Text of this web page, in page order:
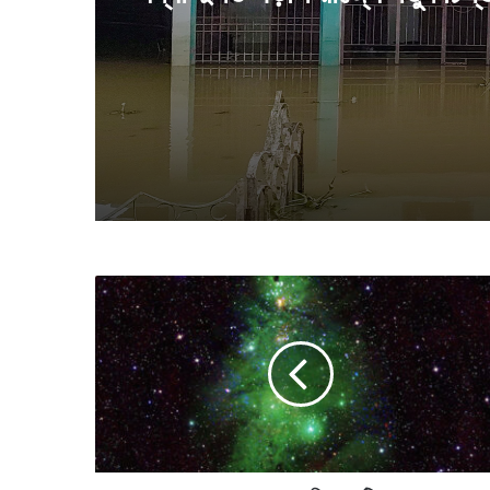
বন্যা দুর্গত পড়শি রাজ্যে নতুন
ম
হা
ন্যে
র
পা
আ